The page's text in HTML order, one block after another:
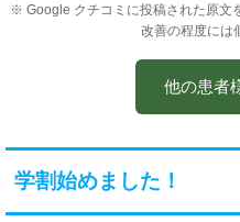
施術時の痛みはあります
考え通っています。
先生方も穏やかでお話し
いつもありがとうござい
母も肩腱板損傷でお世話
何よりサッカーを楽しむ息
ます。
※ Google クチコミに投稿された原文
改善の程度には
他の患者
学割始めました！